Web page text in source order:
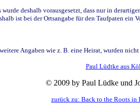
deshalb vorausgesetzt, dass nur in
ist bei der Ortsangabe für den Taufpaten ein
Angaben wie z. B. eine Heirat, wurden nicht
Paul Lüdtke aus
© 2009 by Paul Lüdke und
zurück zu: Back to the Roots in